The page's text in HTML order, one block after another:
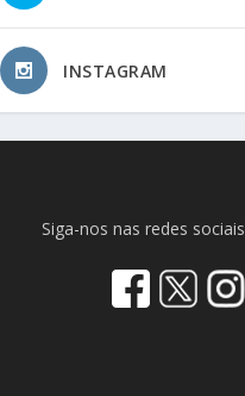
INSTAGRAM
Siga-nos nas redes sociais